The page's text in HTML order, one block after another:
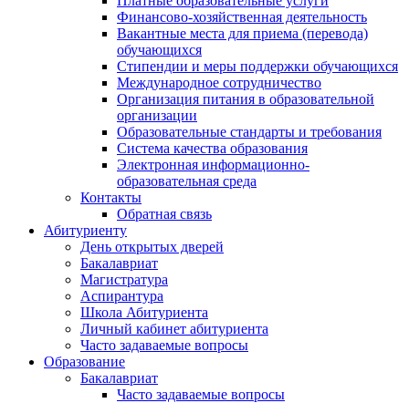
Финансово-хозяйственная деятельность
Вакантные места для приема (перевода)
обучающихся
Стипендии и меры поддержки обучающихся
Международное сотрудничество
Организация питания в образовательной
организации
Образовательные стандарты и требования
Система качества образования
Электронная информационно-
образовательная среда
Контакты
Обратная связь
Абитуриенту
День открытых дверей
Бакалавриат
Магистратура
Аспирантура
Школа Абитуриента
Личный кабинет абитуриента
Часто задаваемые вопросы
Образование
Бакалавриат
Часто задаваемые вопросы